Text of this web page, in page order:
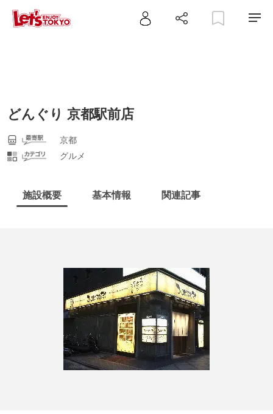
どんぐり 京都駅前店
京都
グルメ
施設概要 基本情報 関連記事